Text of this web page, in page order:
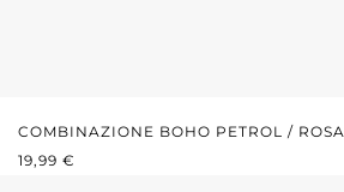
COMBINAZIONE BOHO PETROL / ROSA
PREZZO NORMALE:
19,99 €